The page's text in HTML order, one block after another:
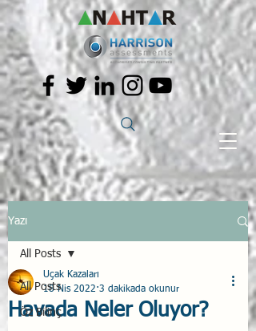
Yazı
All Posts
Öz Bilinç
All Posts
Havada Neler Oluyor?
Uçak Kazaları
18 Nis 2022 3 dakikada okunur